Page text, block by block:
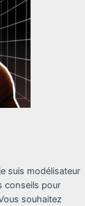
suis modélisateur
conseils pour
souhaitez